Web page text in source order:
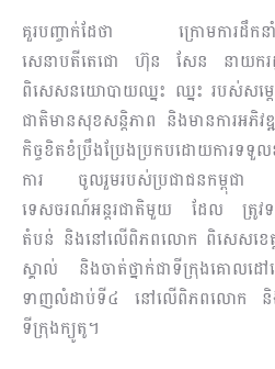
គួរបញ្ចាក់ដែថា ក្រោម​ការដឹកនាំដ៏
សេនាបតីតេជោ ហ៊ុន សែន នាយក​រដ្ឋម
ពិសេសនយោបាយ​ឈ្នះ ឈ្នះ របស់សម្តេ
ជាតិ​មានសុខ​សន្តិ​ភា​ព និងមានការអភិ
កិច្ចខិតខំ​ប្រឹង​ប្រែង​ប្រកប​ដោយការ​ទ​ទួ​​
ការ ចូលរួម​របស់​ប្រជាជនកម្ពុជា
ទេសចរណ៍​អន្តរ​ជាតិមួយ ដែល ត្រូវ​ទ
តំបន់ និង​នៅ​លើ​​ពិភព​លោក ពិសេសខេត្
ស្គាល់ និងចាត់ថ្នាក់ជាទីក្រុង​គោ​ល​ដ
ទាញលំដាប់ទី៤ នៅ​លើពិភពលោក និ
ទីក្រុងក្យូតូ។